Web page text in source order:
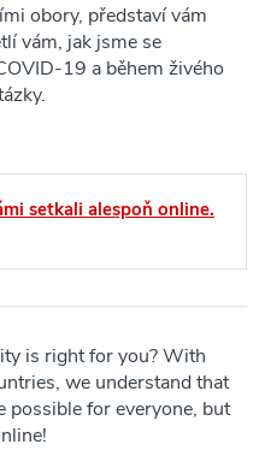
obory, představí vám
vám, jak jsme se
19 a během živého
setkali alespoň online.
is right for you? With
we understand that
possible for everyone, but